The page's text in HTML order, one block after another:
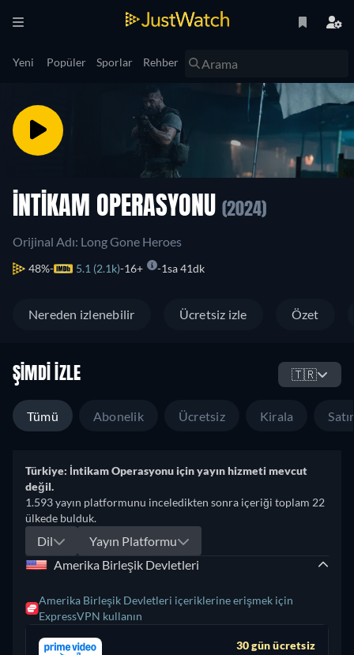
Yeni Popüler Sporlar Rehber
İNTIKAM OPERASYONU (2024)
Orijinal Adı: Long Gone Heroes
48% 5.1 (2.1k) 16+ 1sa 41dk
Nereden izlenebilir Ücretsiz izle Özet
ŞIMDI İZLE 🇹🇷
Tümü Abonelik Ücretsiz Kirala
Türkiye: İntikam Operasyonu için yayın hizmeti mevcut
değil.
1.593 yayın platformunu inceledikten sonra içeriği toplam 22
ülkede bulduk.
Dil
Yayın Platformu
Amerika Birleşik Devletleri
Amerika Birleşik Devletleri içeriklerine erişmek için
ExpressVPN kullanın
30 gün ücretsiz